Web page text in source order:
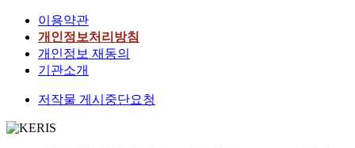
이용약관
개인정보처리방침
개인정보 재동의
기관소개
저작물 게시중단요청